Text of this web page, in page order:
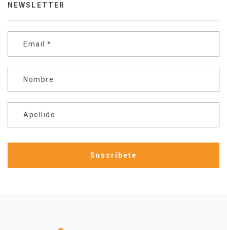
NEWSLETTER
Email *
Nombre
Apellido